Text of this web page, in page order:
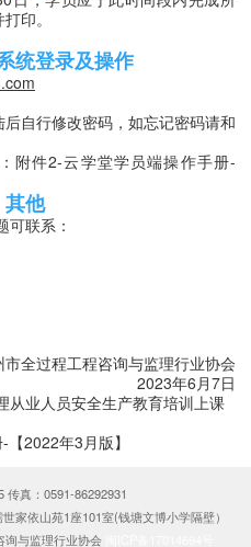
印。
统登录及操作
自行修改密码，如忘记密码请和
附件2-云学堂学员端操作手册-
其他
可联系：
咨询与监理行业协会
2023年6月7日
从业人员安全生产教育培训上课
2022年3月版】
传真：0591-86292931
家依山苑1座101室(钱塘文博小学隔壁）
询与监理行业协会